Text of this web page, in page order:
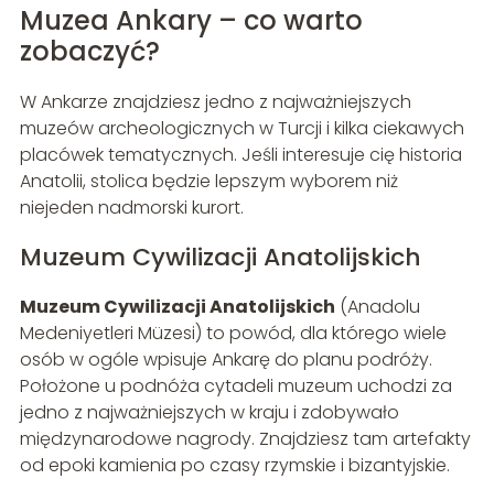
Muzea Ankary – co warto
zobaczyć?
W Ankarze znajdziesz jedno z najważniejszych
muzeów archeologicznych w Turcji i kilka ciekawych
placówek tematycznych. Jeśli interesuje cię historia
Anatolii, stolica będzie lepszym wyborem niż
niejeden nadmorski kurort.
Muzeum Cywilizacji Anatolijskich
Muzeum Cywilizacji Anatolijskich (Anadolu
Medeniyetleri Müzesi) to powód, dla którego wiele
osób w ogóle wpisuje Ankarę do planu podróży.
Położone u podnóża cytadeli muzeum uchodzi za
jedno z najważniejszych w kraju i zdobywało
międzynarodowe nagrody. Znajdziesz tam artefakty
od epoki kamienia po czasy rzymskie i bizantyjskie.